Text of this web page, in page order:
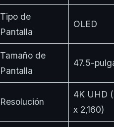
Tipo de
Pantalla
OLED
Tamaño de
Pantalla
47.5-
Resolución
4K UHD
x 2,160)